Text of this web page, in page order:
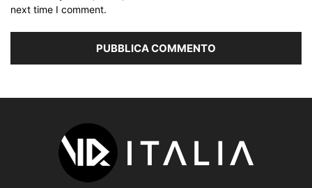
next time I comment.